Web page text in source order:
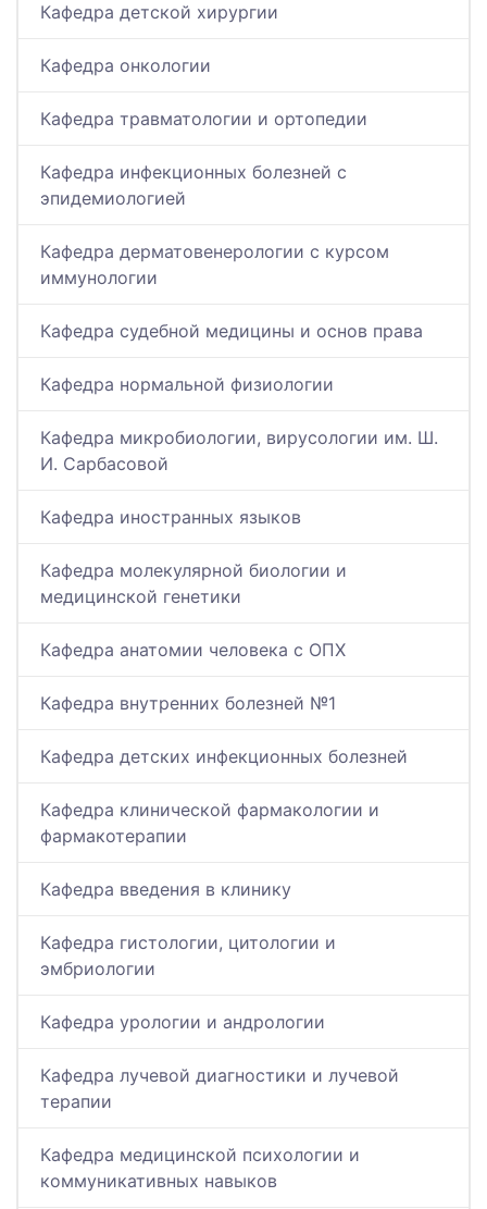
Кафедра детской хирургии
Кафедра онкологии
Кафедра травматологии и ортопедии
Кафедра инфекционных болезней с
эпидемиологией
Кафедра дерматовенерологии с курсом
иммунологии
Кафедра судебной медицины и основ права
Кафедра нормальной физиологии
Кафедра микробиологии, вирусологии им. Ш.
И. Сарбасовой
Кафедра иностранных языков
Кафедра молекулярной биологии и
медицинской генетики
Кафедра анатомии человека с ОПХ
Кафедра внутренних болезней №1
Кафедра детских инфекционных болезней
Кафедра клинической фармакологии и
фармакотерапии
Кафедра введения в клинику
Кафедра гистологии, цитологии и
эмбриологии
Кафедра урологии и андрологии
Кафедра лучевой диагностики и лучевой
терапии
Кафедра медицинской психологии и
коммуникативных навыков